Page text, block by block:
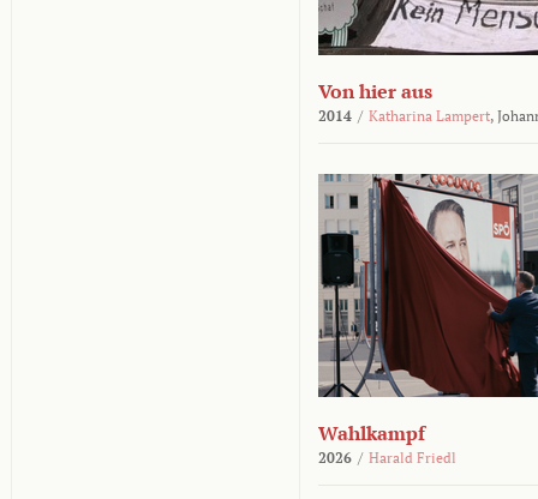
Von hier aus
2014 / Katharina Lampert,
Wahlkampf
2026 / Harald Friedl